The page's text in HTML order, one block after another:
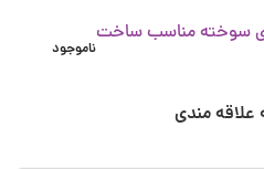
ناموجود
علاقه مندی